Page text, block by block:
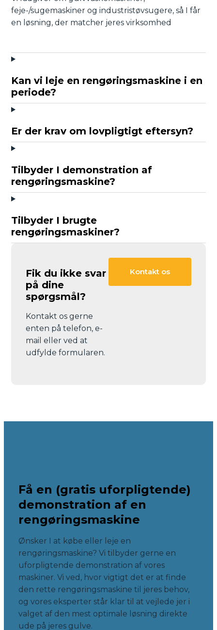
feje-/sugemaskiner og industristøvsugere, så I får
en løsning, der matcher jeres virksomhed
Kan vi leje en rengøringsmaskine i en
periode?
Er der krav om lovpligtigt eftersyn?
Tilbyder I demonstration af
rengøringsmaskine?
Tilbyder I brugte
rengøringsmaskiner?
Fik du ikke svar
på dine
spørgsmål?
Kontakt os gerne
enten på telefon, e-
mail eller ved at
udfylde formularen.
Kontakt os
Få en (gratis uforpligtende)
demonstration af en
rengøringsmaskine
Ønsker I at købe eller leje en
rengøringsmaskine? Vi tilbyder gerne en
uforpligtende demonstration af vores
maskiner. Vi ved, hvor vigtigt det er at finde
den rette rengøringsmaskine til jeres behov,
og vores eksperter står klar til at vejlede jer i
valget af den mest optimale løsning direkte
ude på jeres gulve.